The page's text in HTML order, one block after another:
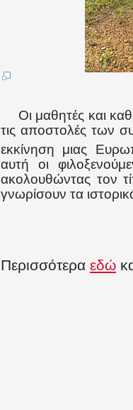
Οι μαθητές και
τις αποστολές των
εκκίνηση μιας
αυτή οι
ακολουθώντας τον
γνωρίσουν τα
Περισσότερα εδώ